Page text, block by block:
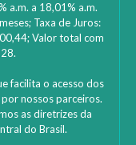
a.m. a 18,01% a.m.
Taxa de Juros:
Valor total com
facilita o acesso dos
nossos parceiros.
as diretrizes da
do Brasil.